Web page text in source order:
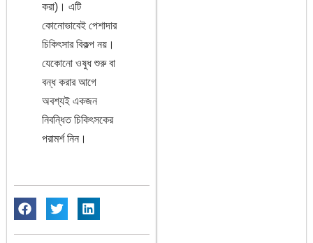
করা)। এটি
কোনোভাবেই পেশাদার
চিকিৎসার বিকল্প নয়।
যেকোনো ওষুধ শুরু বা
বন্ধ করার আগে
অবশ্যই একজন
নিবন্ধিত চিকিৎসকের
পরামর্শ নিন।